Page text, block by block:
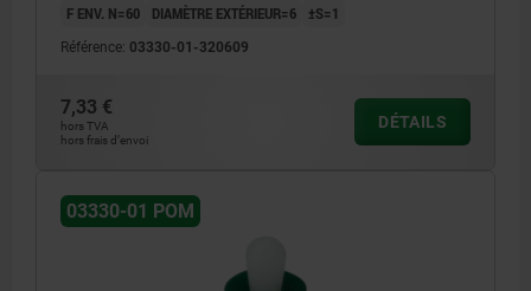
F ENV. N=60
DIAMÈTRE EXTÉRIEUR=6 ±S=1
Référence: 03330-01-320609
7,33 €
hors TVA
hors frais d’envoi
DÉTAILS
03330-01 POM